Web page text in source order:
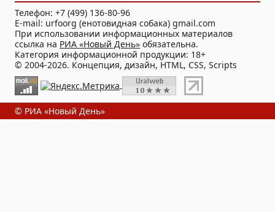
Телефон: +7 (499) 136-80-96
E-mail: urfoorg (енотовидная собака) gmail.com
При использовании информационных материалов
ссылка на РИА «Новый День» обязательна.
Категория информационной продукции: 18+
© 2004-2026. Концепция, дизайн, HTML, CSS, Scripts
© РИА «Новый День»